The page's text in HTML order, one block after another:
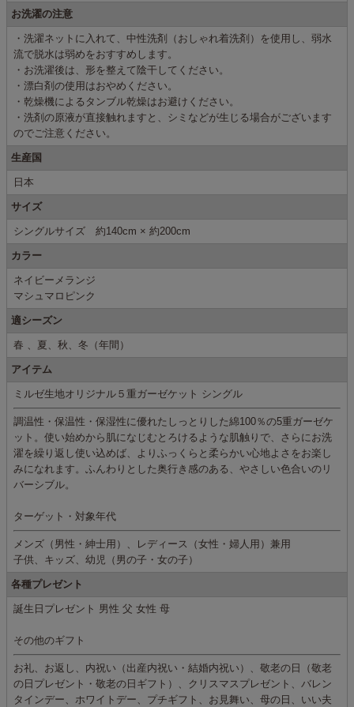
お洗濯の注意
・洗濯ネットに入れて、中性洗剤（おしゃれ着洗剤）を使用し、弱水
流で脱水は弱めをおすすめします。
・お洗濯後は、形を整えて陰干してください。
・漂白剤の使用はおやめください。
・乾燥機によるタンブル乾燥はお避けください。
・洗剤の原液が直接触れますと、シミなどが生じる場合がございます
のでご注意ください。
生産国
日本
サイズ
シングルサイズ 約140cm × 約200cm
カラー
ネイビーメランジ
マシュマロピンク
適シーズン
春 、夏、秋、冬（年間）
アイテム
ミルゼ生地オリジナル５重ガーゼケット シングル
調温性・保温性・保湿性に優れたしっとりした綿100％の5重ガーゼケ
ット。使い始めから肌になじむとろけるような肌触りで、さらにお洗
濯を繰り返し使い込めば、よりふっくらと柔らかい心地よさをお楽し
みになれます。ふんわりとした奥行き感のある、やさしい色合いのリ
バーシブル。
ターゲット・対象年代
メンズ（男性・紳士用）、レディース（女性・婦人用）兼用
子供、キッズ、幼児（男の子・女の子）
各種プレゼント
誕生日プレゼント 男性 父 女性 母
その他のギフト
お礼、お返し、内祝い（出産内祝い・結婚内祝い）、敬老の日（敬老
の日プレゼント・敬老の日ギフト）、クリスマスプレゼント、バレン
タインデー、ホワイトデー、プチギフト、お見舞い、母の日、いい夫